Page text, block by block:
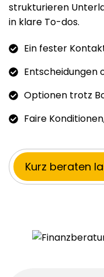
strukturieren
in klare To-dos.
Ein fester
Entscheidungen
Optionen trotz
Faire
Kurz beraten